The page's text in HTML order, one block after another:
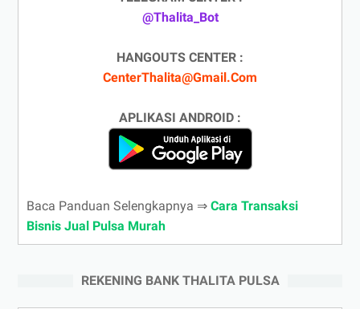
@Thalita_Bot
HANGOUTS CENTER :
CenterThalita@Gmail.Com
APLIKASI ANDROID :
Baca Panduan Selengkapnya ⇒ Cara Transaksi
Bisnis Jual Pulsa Murah
REKENING BANK THALITA PULSA